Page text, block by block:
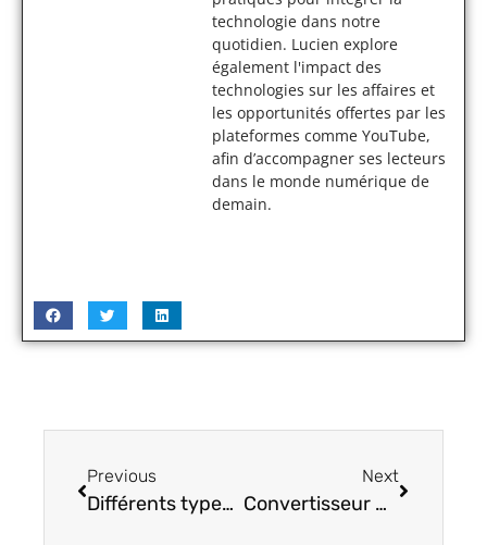
technologie dans notre
quotidien. Lucien explore
également l'impact des
technologies sur les affaires et
les opportunités offertes par les
plateformes comme YouTube,
afin d’accompagner ses lecteurs
dans le monde numérique de
demain.
Previous
Différents types de wallets crypto : comprendre leur rôle et fonction
Next
Convertisseur Bitcoin en Euro : les sites fiables pour acheter et vendre du Bitcoin en France